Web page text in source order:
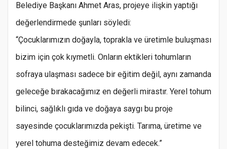
Belediye Başkanı Ahmet Aras, projeye ilişkin yaptığı
değerlendirmede şunları söyledi:
“Çocuklarımızın doğayla, toprakla ve üretimle buluşması
bizim için çok kıymetli. Onların ektikleri tohumların
sofraya ulaşması sadece bir eğitim değil, aynı zamanda
geleceğe bırakacağımız en değerli mirastır. Yerel tohum
bilinci, sağlıklı gıda ve doğaya saygı bu proje
sayesinde çocuklarımızda pekişti. Tarıma, üretime ve
yerel tohuma desteğimiz devam edecek.”